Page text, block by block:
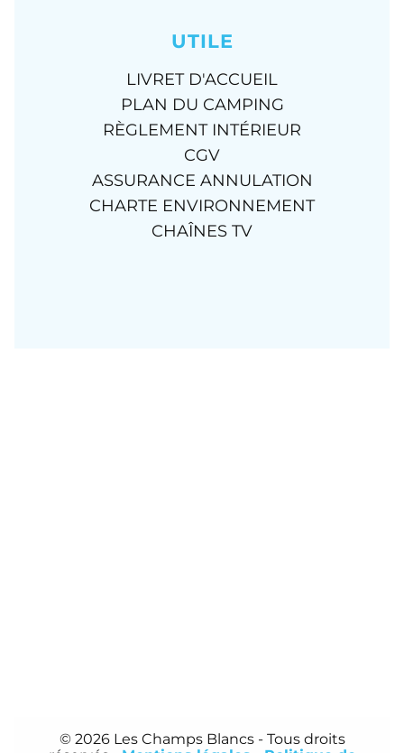
UTILE
LIVRET D'ACCUEIL
PLAN DU CAMPING
RÈGLEMENT INTÉRIEUR
CGV
ASSURANCE ANNULATION
CHARTE ENVIRONNEMENT
CHAÎNES TV
© 2026 Les Champs Blancs- Tous droits